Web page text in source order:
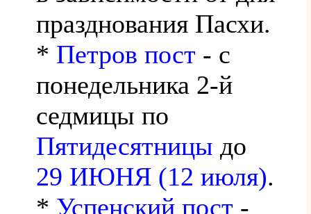
празднования Пасхи.
* Петров пост - с
понедельника 2-й
седмицы по
Пятидесятницы до
29 ИЮНЯ (12 июля).
* Успенский пост -